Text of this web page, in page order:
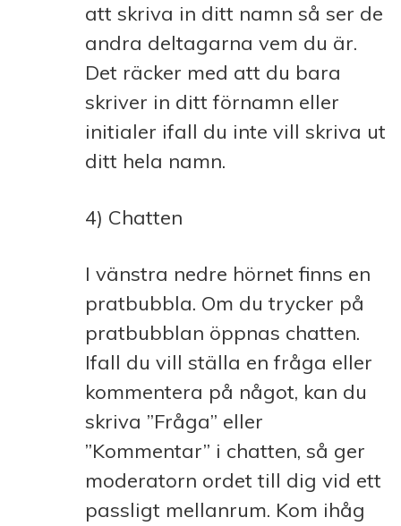
att skriva in ditt namn så ser de
andra deltagarna vem du är.
Det räcker med att du bara
skriver in ditt förnamn eller
initialer ifall du inte vill skriva ut
ditt hela namn.
4) Chatten
I vänstra nedre hörnet finns en
pratbubbla. Om du trycker på
pratbubblan öppnas chatten.
Ifall du vill ställa en fråga eller
kommentera på något, kan du
skriva ”Fråga” eller
”Kommentar” i chatten, så ger
moderatorn ordet till dig vid ett
passligt mellanrum. Kom ihåg